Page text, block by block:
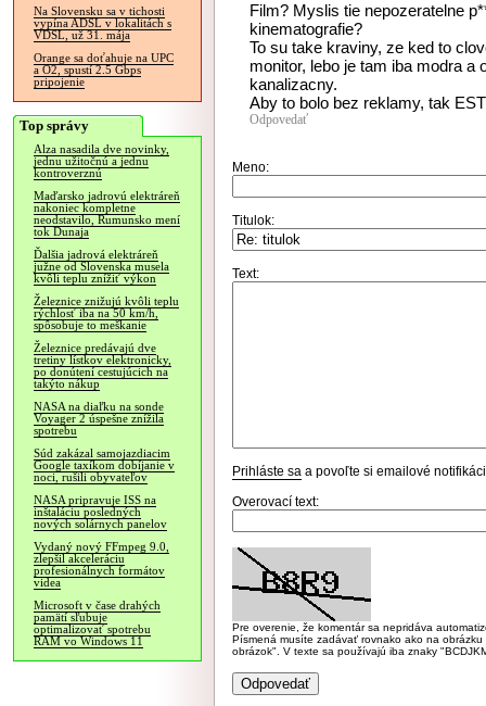
Na Slovensku sa v tichosti
vypína ADSL v lokalitách s
VDSL, už 31. mája
Orange sa doťahuje na UPC
a O2, spustí 2.5 Gbps
pripojenie
Top správy
Alza nasadila dve novinky,
jednu užitočnú a jednu
kontroverznú
Maďarsko jadrovú elektráreň
nakoniec kompletne
neodstavilo, Rumunsko mení
tok Dunaja
Ďalšia jadrová elektráreň
južne od Slovenska musela
kvôli teplu znížiť výkon
Železnice znižujú kvôli teplu
rýchlosť iba na 50 km/h,
spôsobuje to meškanie
Železnice predávajú dve
tretiny lístkov elektronicky,
po donútení cestujúcich na
takýto nákup
NASA na diaľku na sonde
Voyager 2 úspešne znížila
spotrebu
Súd zakázal samojazdiacim
Google taxíkom dobíjanie v
noci, rušili obyvateľov
NASA pripravuje ISS na
inštaláciu posledných
nových solárnych panelov
Vydaný nový FFmpeg 9.0,
zlepšil akceleráciu
profesionálnych formátov
videa
Microsoft v čase drahých
pamätí sľubuje
optimalizovať spotrebu
RAM vo Windows 11
Film? Myslis tie nepozeratelne
kinematografie?
To su take kraviny, ze ked to
monitor, lebo je tam iba modra a
kanalizacny.
Aby to bolo bez reklamy, tak
Odpovedať
Meno:
Titulok:
Text:
Prihláste sa a povoľte si emailové
Overovací text:
Pre overenie, že komentár sa nepridáva
Písmená musíte zadávať rovnako ako na
obrázok". V texte sa používajú iba znaky